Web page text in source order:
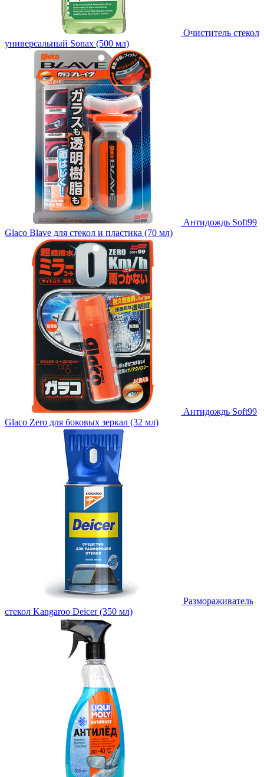
Очиститель стекол
универсальный Sonax (500 мл)
Антидождь Soft99
Glaco Blave для стекол и пластика (70 мл)
Антидождь Soft99
Glaco Zero для боковых зеркал (32 мл)
Размораживатель
стекол Kangaroo Deicer (350 мл)